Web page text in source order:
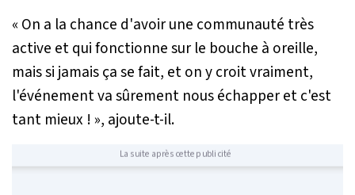
« On a la chance d'avoir une communauté très
active et qui fonctionne sur le bouche à oreille,
mais si jamais ça se fait, et on y croit vraiment,
l'événement va sûrement nous échapper et c'est
tant mieux ! », ajoute-t-il.
La suite après cette publicité